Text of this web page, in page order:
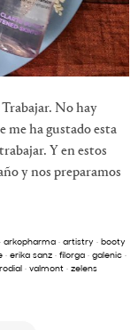
No hay
me ha gustado esta
Y en estos
y nos preparamos
· arkopharma · artistry · booty
· erika sanz · filorga · galenic ·
rodial · valmont · zelens